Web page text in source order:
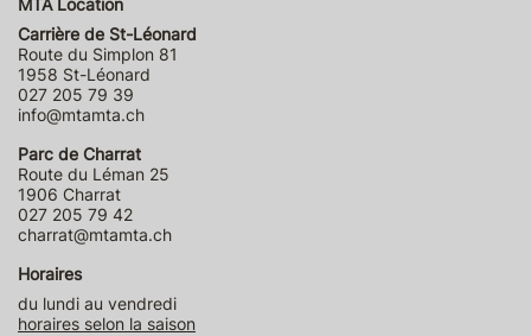
MTA Location
Carrière de St-Léonard
Route du Simplon 81
1958 St-Léonard
027 205 79 39
info@mtamta.ch
Parc de Charrat
Route du Léman 25
1906 Charrat
027 205 79 42
charrat@mtamta.ch
Horaires
du lundi au vendredi
horaires selon la saison